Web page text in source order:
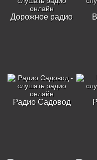
Дорожное радио
Радио Садовод